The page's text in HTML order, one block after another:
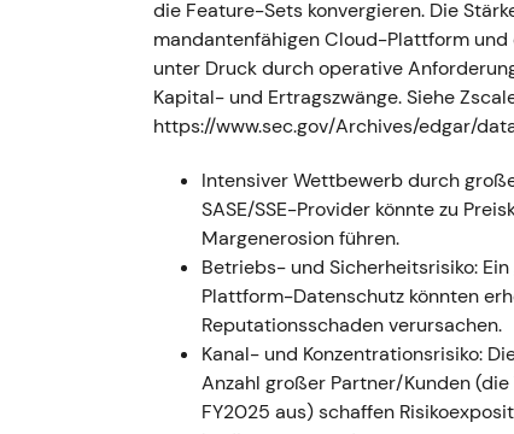
Ergebnis: Quartalszahlen über den
starker Nachfrage nach Cloud- und KI-
Wachstumstrajektorie, die Aktie zeigte
Narrativ: Wachstums- und KI/Security-
führenden Anbieter im Bereich Zero-
Aufwärtstrend, aber mit episodischer
26.02.2026 — Q4 (KJ2025): Umsatz
Q4-Umsatz rund 815,8 Mio. USD (+ca.
Schätzungen — die berechneten
Frühindikator für künftiges ARR-
am künftigen Umsatzmomentum,
Kurzfristiger Kursrückgang mit
die Feature-Sets konvergieren. Die
mandantenfähigen Cloud-Plattform
unter Druck durch operative
Kapital- und Ertragszwänge. Siehe
https://www.sec.gov/Archives/edgar/
Intensiver Wettbewerb durch
SASE/SSE-Provider könnte zu
Margenerosion führen.
Betriebs- und Sicherheitsrisiko:
Plattform-Datenschutz könnten
Reputationsschaden verursachen.
Kanal- und Konzentrations­risiko:
Anzahl großer Partner/Kunden
FY2025 aus) schaffen